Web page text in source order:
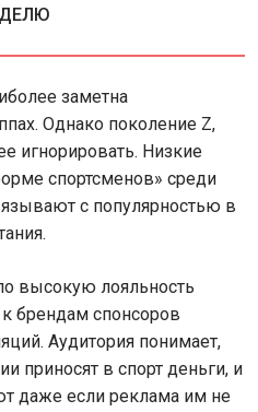
заметна
Однако поколение Z,
игнорировать. Низкие
спортсменов» среди
с популярностью в
высокую лояльность
брендам спонсоров
Аудитория понимает,
приносят в спорт деньги, и
даже если реклама им не